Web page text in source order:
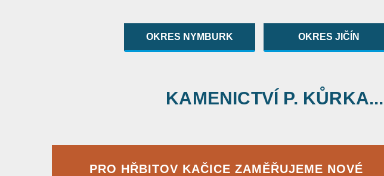
OKRES NYMBURK OKRES JIČÍN
KAMENICTVÍ P.
PRO HŘBITOV KAČICE ZAMĚŘUJEME NOVÉ